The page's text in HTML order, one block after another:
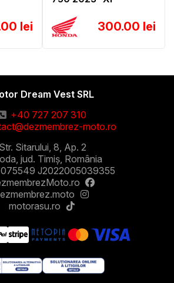
lei 300.00 lei
Dream Vest SRL
+40 727 207 310
moto.ro
Str. Sitarului, 8, Ap. 2
jud. Timiș, România
J2022005039355
motorasu.ro